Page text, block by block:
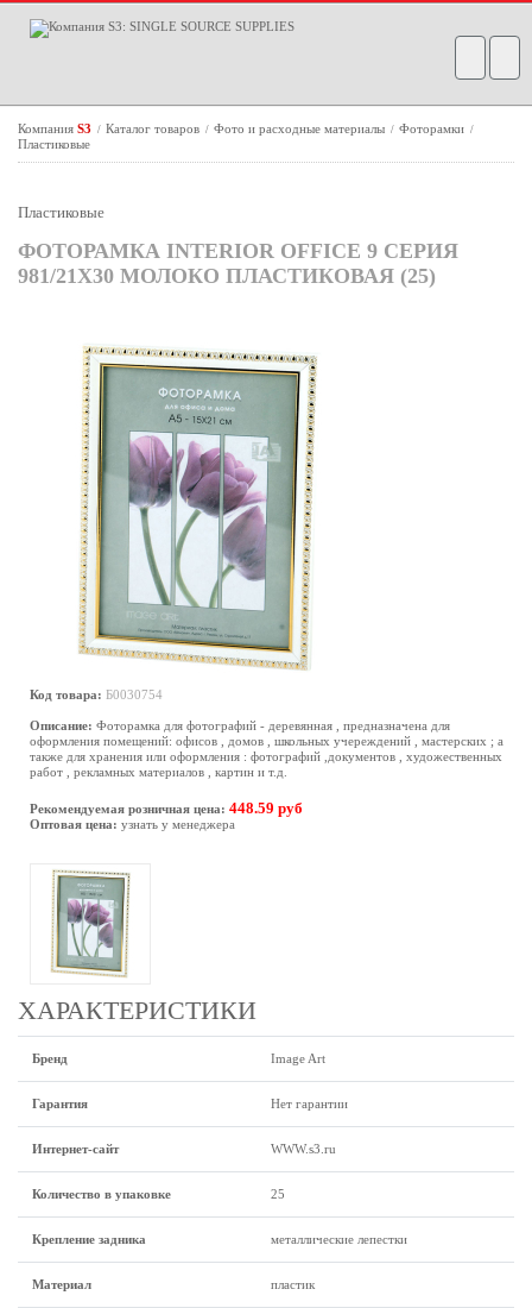
Компания S3 / Каталог товаров / Фото и расходные материалы / Фоторамки /
Пластиковые
Пластиковые
ФОТОРАМКА INTERIOR OFFICE 9 СЕРИЯ
981/21Х30 МОЛОКО ПЛАСТИКОВАЯ (25)
Код товара: Б0030754
Описание: Фоторамка для фотографий - деревянная , предназначена для
оформления помещений: офисов , домов , школьных учереждений , мастерских ; а
также для хранения или оформления : фотографий ,документов , художественных
работ , рекламных материалов , картин и т.д.
Рекомендуемая розничная цена: 448.59 руб
Оптовая цена: узнать у менеджера
ХАРАКТЕРИСТИКИ
Бренд Image Art
Гарантия Нет гарантии
Интернет-сайт WWW.s3.ru
Количество в упаковке 25
Крепление задника металлические лепестки
Материал пластик